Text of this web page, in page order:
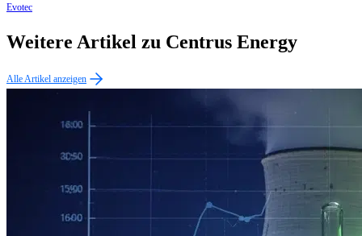
Evotec
Weitere Artikel zu Centrus Energy
Alle Artikel anzeigen